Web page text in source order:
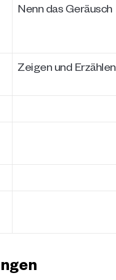
Nenn das Geräusch
Zeigen und Erzählen